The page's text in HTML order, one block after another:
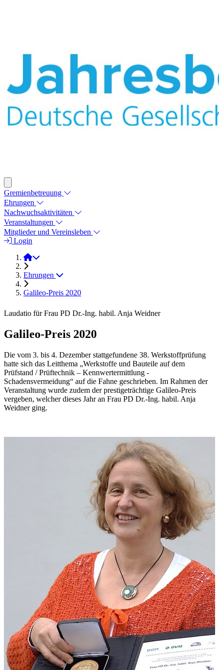
Gremienbetreuung
Ehrungen
Nachwuchsaktivitäten
Veranstaltungen
Mitglieder und Vereinsleben
Login
2020
Ehrungen
Galileo-Preis 2020
Laudatio für Frau PD Dr.-Ing. habil. Anja Weidner
Galileo-Preis 2020
Die vom 3. bis 4. Dezember stattgefundene 38. Werkstoffprüfung
hatte sich das Leitthema „Werkstoffe und Bauteile auf dem
Prüfstand / Prüftechnik – Kennwertermittlung -
Schadensvermeidung“ auf die Fahne geschrieben. Im Rahmen der
Veranstaltung wurde zudem der prestigeträchtige Galileo-Preis
vergeben, welcher dieses Jahr an Frau PD Dr.-Ing. habil. Anja
Weidner ging.